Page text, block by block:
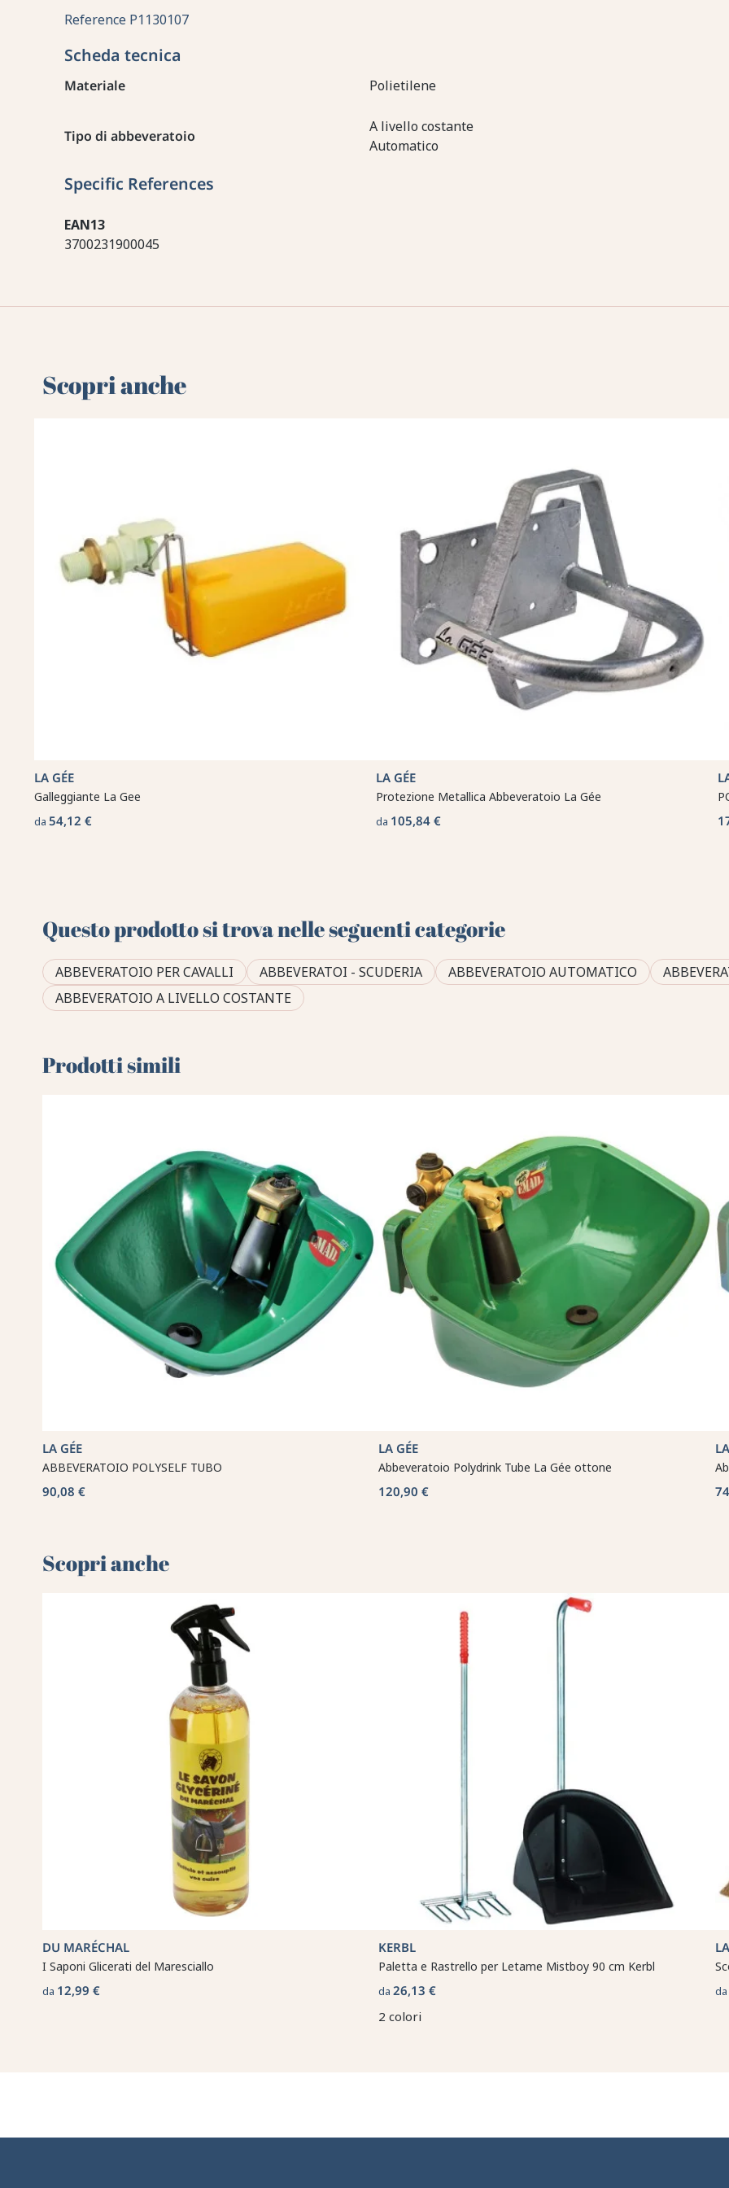
Reference P1130107
Scheda tecnica
Materiale Polietilene
Tipo di abbeveratoio
A livello costante
Automatico
Specific References
EAN13
3700231900045
Scopri anche
LA GÉE
Galleggiante La Gee
da54,12 €
LA GÉE
Protezione Metallica Abbeveratoio La Gée
da 105,84 €
Questo prodotto si trova nelle seguenti categorie
ABBEVERATOIO PER CAVALLI ABBEVERATOI - SCUDERIA ABBEVERATOIO AUTOMATICO
ABBEVERATOIO A LIVELLO COSTANTE
Prodotti simili
LA GÉE
ABBEVERATOIO POLYSELF TUBO
90,08 €
LA GÉE
Abbeveratoio Polydrink Tube La Gée ottone
120,90 €
Scopri anche 🌻
DU MARÉCHAL
I Saponi Glicerati del Maresciallo
da 12,99 €
KERBL
Paletta e Rastrello per Letame Mistboy 90 cm Kerbl
da26,13 €
2 colori
da